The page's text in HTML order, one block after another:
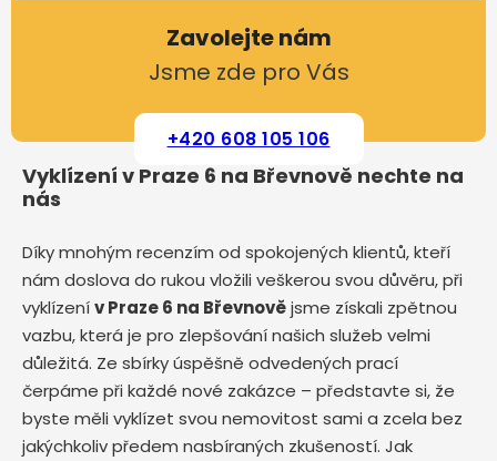
Zavolejte nám
Jsme zde pro Vás
+420 608 105 106
Vyklízení v Praze 6 na Břevnově nechte na
nás
Díky mnohým recenzím od spokojených klientů, kteří
nám doslova do rukou vložili veškerou svou důvěru, při
vyklízenív Praze 6 na Břevnovějsme získali zpětnou
vazbu, která je pro zlepšování našich služeb velmi
důležitá. Ze sbírky úspěšně odvedených prací
čerpáme při každé nové zakázce – představte si, že
byste měli vyklízet svou nemovitost sami a zcela bez
jakýchkoliv předem nasbíraných zkušeností. Jak